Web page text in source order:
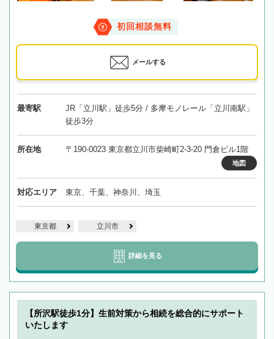
初回相談無料
メールする
最寄駅
JR「立川駅」徒歩5分 / 多摩モノレール「立川南駅」
徒歩3分
所在地 〒190-0023 東京都立川市柴崎町2-3-20 門倉ビル1階
地図
対応エリア 東京、千葉、神奈川、埼玉
東京都 立川市
詳細を見る
【所沢駅徒歩1分】生前対策から相続を総合的にサポート
いたします